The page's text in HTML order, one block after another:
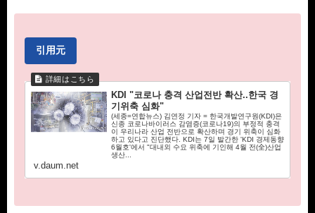
引用元
KDI "코로나 충격 산업전반 확산..한국 경
기위축 심화"
(세종=연합뉴스) 김연정 기자 = 한국개발연구원(KDI)은
신종 코로나바이러스 감염증(코로나19)의 부정적 충격
이 우리나라 산업 전반으로 확산하며 경기 위축이 심화
하고 있다고 진단했다. KDI는 7일 발간한 'KDI 경제동향
6월호'에서 "대내외 수요 위축에 기인해 4월 전(全)산업
생산...
v.daum.net